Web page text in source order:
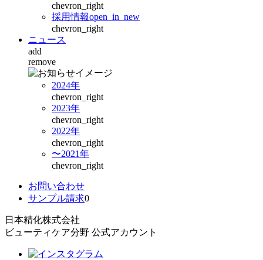
chevron_right
採用情報open_in_new
chevron_right
ニュース
add
remove
2024年
chevron_right
2023年
chevron_right
2022年
chevron_right
〜2021年
chevron_right
お問い合わせ
サンプル請求0
日本精化株式会社
ビューティケア分野 公式アカウント